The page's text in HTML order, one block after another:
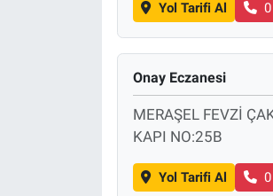
Yol Tarifi Al
Onay Eczanesi
MERAŞEL FEVZİ
KAPI NO:25B
Yol Tarifi Al